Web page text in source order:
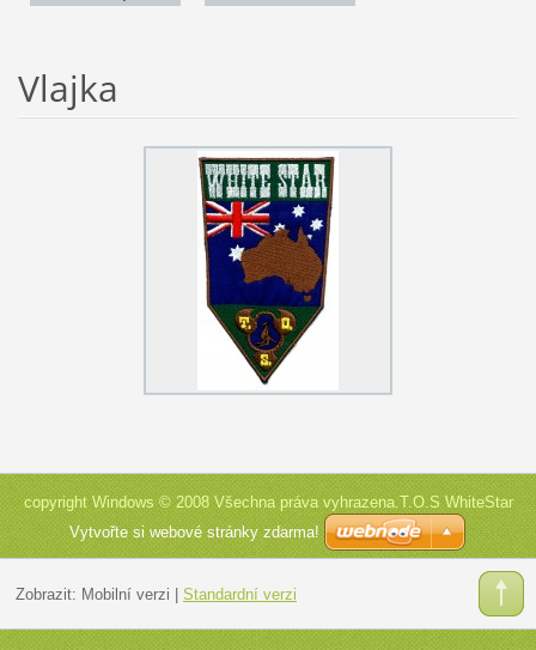
Vlajka
copyright Windows © 2008 Všechna práva vyhrazena.T.O.S WhiteStar
Vytvořte si webové stránky zdarma!
Zobrazit: Mobilní verzi Standardní verzi